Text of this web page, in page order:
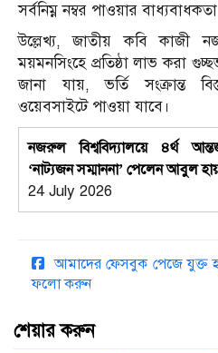
সর্বনিম্ন নম্বর পাওয়ার
উল্লেখ্য, জাতীয় কবি কাজী
ময়মনসিংহে প্রতিষ্ঠা লাভ করা
জানা যায়, ভর্তি সংক্রান্ত
ওয়েবসাইটে পাওয়া যাবে।
নজরুল বিশ্ববিদ্যালয়ে ৪র্থ
‘নাট্যজন সম্মাননা’ পেলেন আবুল
24 July 2026
আমাদের ফেসবুক পেজে যুক্ত
ফলো করুন
শেয়ার করুন